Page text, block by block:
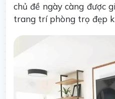
chủ đề ngày càng được
trang trí phòng trọ đẹp
thành tốt công việc này.